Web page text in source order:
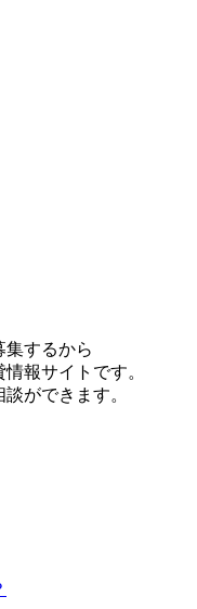
集するから
報サイトです。
ができます。